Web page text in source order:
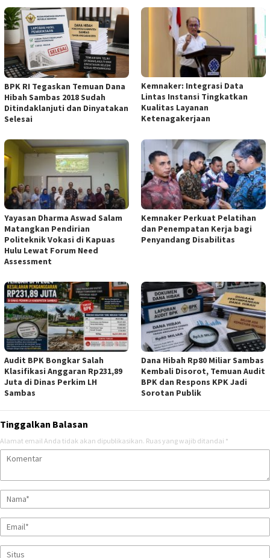
BPK RI Tegaskan Temuan Dana
Hibah Sambas 2018 Sudah
Ditindaklanjuti dan Dinyatakan
Selesai
Kemnaker: Integrasi Data
Lintas Instansi Tingkatkan
Kualitas Layanan
Ketenagakerjaan
Yayasan Dharma Aswad Salam
Matangkan Pendirian
Politeknik Vokasi di Kapuas
Hulu Lewat Forum Need
Assessment
Kemnaker Perkuat Pelatihan
dan Penempatan Kerja bagi
Penyandang Disabilitas
Audit BPK Bongkar Salah
Klasifikasi Anggaran Rp231,89
Juta di Dinas Perkim LH
Sambas
Dana Hibah Rp80 Miliar Sambas
Kembali Disorot, Temuan Audit
BPK dan Respons KPK Jadi
Sorotan Publik
Tinggalkan Balasan
Alamat email Anda tidak akan dipublikasikan. Ruas yang wajib ditandai *